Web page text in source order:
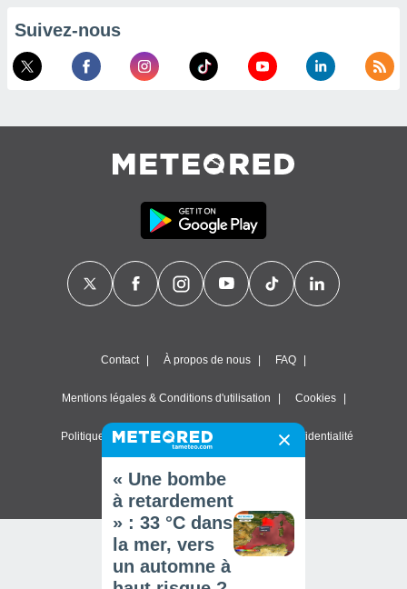
Suivez-nous
Contact À propos de nous FAQ
Mentions légales & Conditions d'utilisation Cookies
Politique de confidentialité Paramètres de confidentialité
© 2026 Meteored. Tous droits réservés
« Une bombe
à retardement
» : 33 °C dans
la mer, vers
un automne à